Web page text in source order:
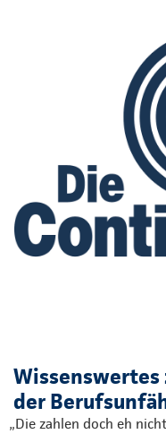
Wissenswertes
der
„Die zahlen doch eh